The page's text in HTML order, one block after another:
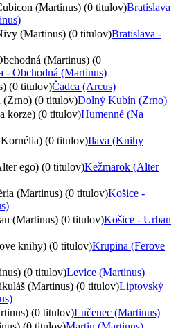
(Martinus) (0 titulov)Bratislava
(Martinus) (0 titulov)Bratislava -
(Martinus) (0
- Obchodná (Martinus)
(0 titulov)Čadca (Arcus)
(0 titulov)Dolný Kubín (Zrno)
korze) (0 titulov)Humenné (Na
(0 titulov)Ilava (Knihy
ego) (0 titulov)Kežmarok (Alter
(Martinus) (0 titulov)Košice -
(Martinus) (0 titulov)Košice - Urban
knihy) (0 titulov)Krupina (Ferove
(0 titulov)Levice (Martinus)
(Martinus) (0 titulov)Liptovský
(0 titulov)Lučenec (Martinus)